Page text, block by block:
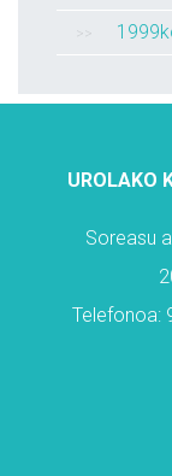
UROLAKO
Soreasu
Telefonoa: